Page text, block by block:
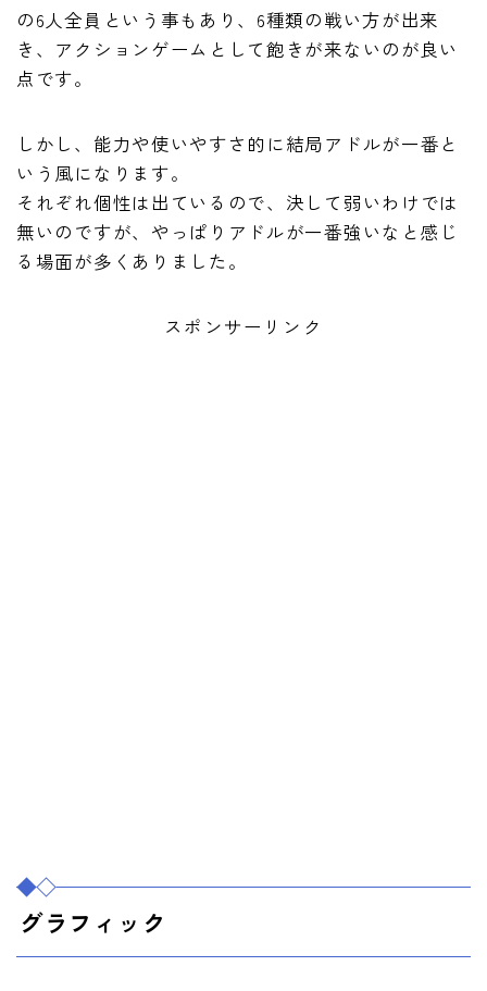
の6人全員という事もあり、6種類の戦い方が出来
き、アクションゲームとして飽きが来ないのが良い
点です。
しかし、能力や使いやすさ的に結局アドルが一番と
いう風になります。
それぞれ個性は出ているので、決して弱いわけでは
無いのですが、やっぱりアドルが一番強いなと感じ
る場面が多くありました。
スポンサーリンク
グラフィック